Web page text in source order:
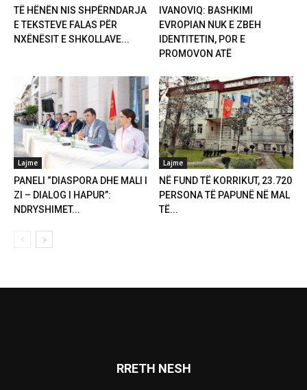
TË HËNËN NIS SHPËRNDARJA
E TEKSTEVE FALAS PËR
NXËNËSIT E SHKOLLAVE...
IVANOVIQ: BASHKIMI
EVROPIAN NUK E ZBEH
IDENTITETIN, POR E
PROMOVON ATË
Lajme
PANELI “DIASPORA DHE MALI I
ZI – DIALOG I HAPUR”:
NDRYSHIMET...
Lajme
NË FUND TË KORRIKUT, 23.720
PERSONA TË PAPUNË NË MAL
TË...
RRETH NESH